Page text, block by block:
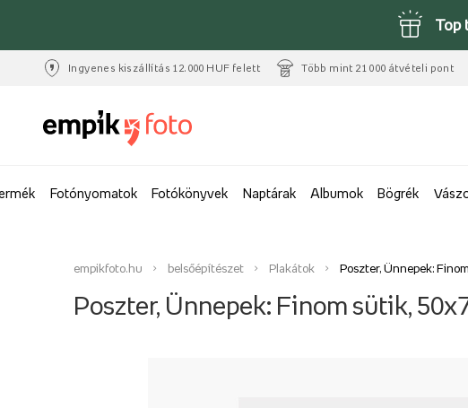
Top
Ingyenes kiszállítás 12.000 HUF felett Több mint 21 000 átvételi pont
Fotónyomatok Fotókönyvek Naptárak Albumok Bögrék
empikfoto.hu belsőépítészet Plakátok Poszter, Ünnepek:
Poszter, Ünnepek: Finom sütik,